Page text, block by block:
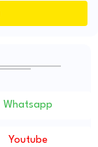
Whatsapp
Youtube